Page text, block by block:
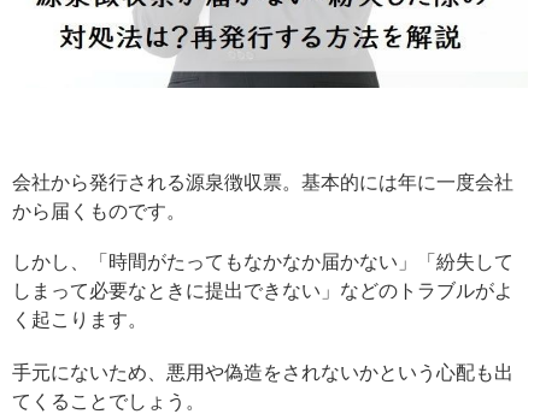
会社から発行される源泉徴収票。基本的には年に一度会社
から届くものです。
しかし、「時間がたってもなかなか届かない」「紛失して
しまって必要なときに提出できない」などのトラブルがよ
く起こります。
手元にないため、悪用や偽造をされないかという心配も出
てくることでしょう。